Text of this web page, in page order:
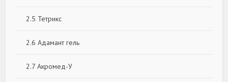
2.5 Тетрикс
2.6 Адамант гель
2.7 Акромед-У